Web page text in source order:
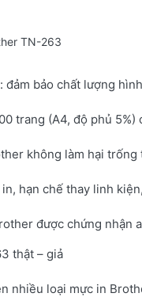
TN-263
bảo chất lượng
trang (A4, độ phủ
không làm hại
hạn chế thay linh
được chứng nhận
thật – giả
nhiều loại mực in